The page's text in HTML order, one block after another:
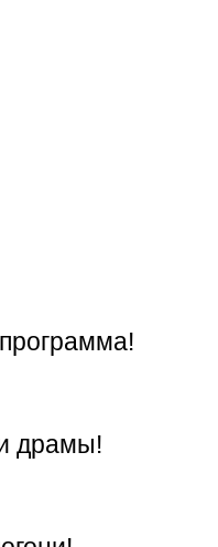
драмы!